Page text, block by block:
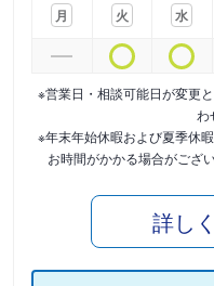
月
火
水
※営業日・相談可能日が変更
わ
※年末年始休暇および夏季休
お時間がかかる場合がござ
詳し